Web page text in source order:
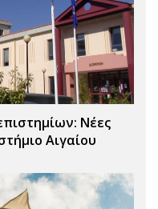
Νέες
Αιγαίου